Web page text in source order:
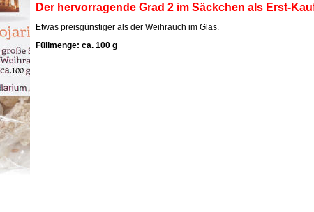
Der hervorragende Grad 2 im Säckchen als Erst-
Etwas preisgünstiger als der Weihrauch im Glas.
Füllmenge: ca. 100 g